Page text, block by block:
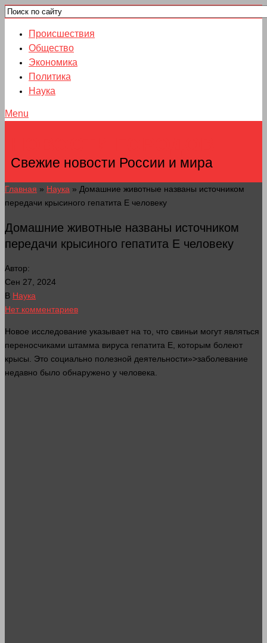
Происшествия
Общество
Экономика
Политика
Наука
Menu
Свежие новости России и мира
Главная » Наука » Домашние животные названы источником
передачи крысиного гепатита Е человеку
Домашние животные названы источником
передачи крысиного гепатита Е человеку
Автор:
Сен 27, 2024
В Наука
Нет комментариев
Новое исследование указывает на то, что свиньи могут являться
переносчиками штамма вируса гепатита Е, которым болеют
крысы. Это социально полезной деятельности»>заболевание
недавно было обнаружено у человека